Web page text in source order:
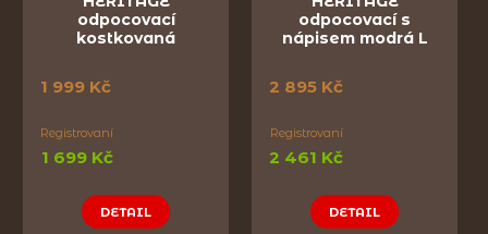
odpocovací
kostkovaná
1 999 Kč
Registrovaní
1 699 Kč
DETAIL
odpocovací s
nápisem modrá L
2 895 Kč
Registrovaní
2 461 Kč
DETAIL